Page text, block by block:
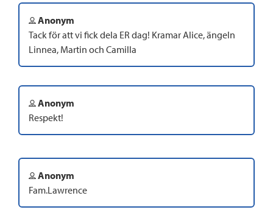
Anonym
Tack för att vi fick dela ER dag! Kramar Alice, ängeln
Linnea, Martin och Camilla
Anonym
Respekt!
Anonym
Fam.Lawrence